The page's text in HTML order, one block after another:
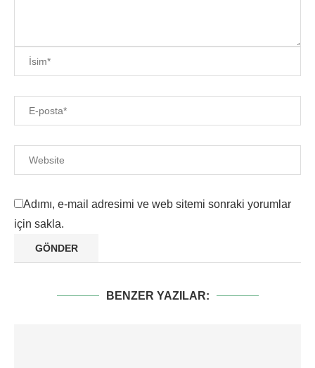
Adımı, e-mail adresimi ve web sitemi sonraki yorumlar
için sakla.
BENZER YAZILAR: